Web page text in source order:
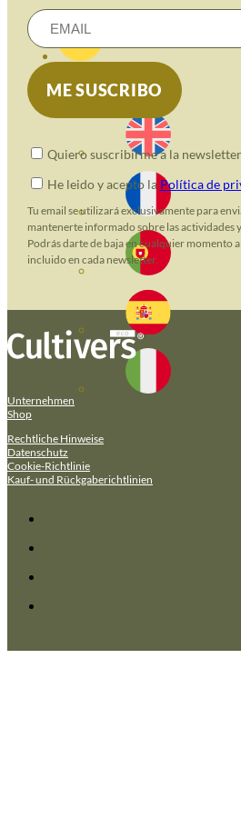
Quiero suscribirme a la newsletter
He leido y acepto la Política de
Tu email se utilizará exclusivamente para
mantenerte informado sobre las actividades
Podrás darte de baja en cualquier momento
incluido en cada newsletter.
Unternehmen
Shop
Rechtliche Hinweise
Datenschutz
Cookie-Richtlinie
Kauf- und Rückgaberichtlinien